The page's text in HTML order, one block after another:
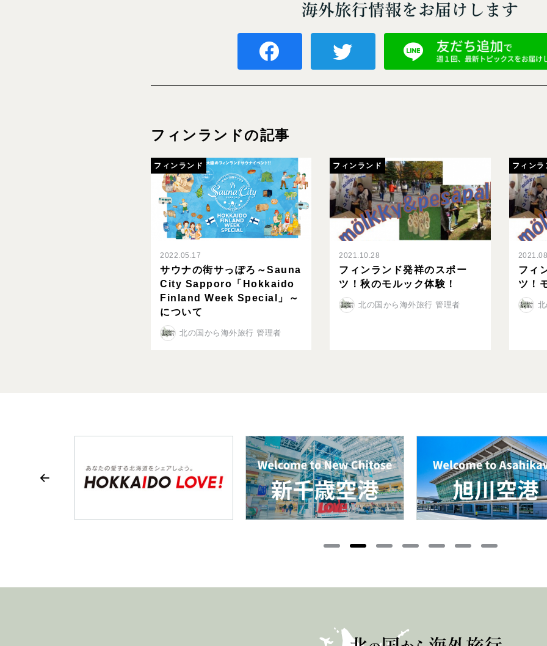
フィンランドの記事
フィンランド
2022.05.17
サウナの街サっぽろ～Sauna
City Sapporo「Hokkaido
Finland Week Special」～
について
北の国から海外旅行 管理者
フィンランド
2021.10.28
フィンランド発祥のスポー
ツ！秋のモルック体験！
北の国から海外旅行 管理者
フィンラ
フィ
ツ！